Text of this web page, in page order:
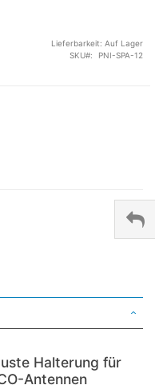
Lieferbarkeit: Auf Lager
SKU
PNI-SPA-12
Halterung für
Antennen